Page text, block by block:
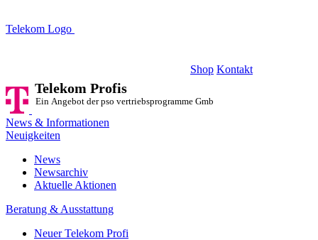
Telekom Logo
Shop Kontakt
Telekom Profis
Ein Angebot der pso vertriebsprogramme GmbH
News & Informationen
Neuigkeiten
News
Newsarchiv
Aktuelle Aktionen
Beratung & Ausstattung
Neuer Telekom Profi